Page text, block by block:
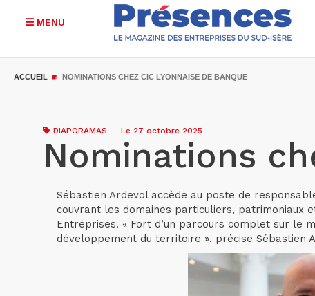
MENU
ACCUEIL NOMINATIONS CHEZ CIC LYONNAISE DE BANQUE
DIAPORAMAS — Le 27 octobre 2025
Nominations
Sébastien Ardevol accède au poste de
couvrant les domaines particuliers, patrimoniaux
Entreprises. « Fort d’un parcours complet sur le
développement du territoire », précise Sébastien